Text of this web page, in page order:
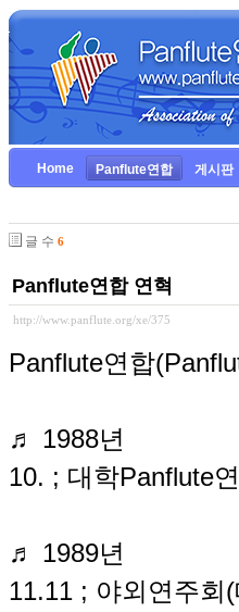
Home Panflute연합 게시판
글 수 6
Panflute연합 연혁
http://www.panflute.org/xe/375
Panflute연합
♬ 1988년
10. ; 대학Panflute
♬ 1989년
11.11 ; 야외연주회